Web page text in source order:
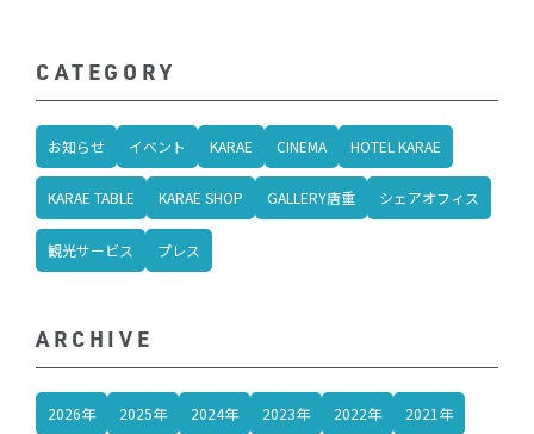
CATEGORY
お知らせ イベント KARAE CINEMA HOTEL KARAE
KARAE TABLE KARAE SHOP GALLERY唐重 シェアオフィス
観光サービス プレス
ARCHIVE
2026年 2025年 2024年 2023年 2022年 2021年